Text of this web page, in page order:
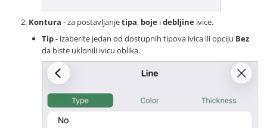
Kontura - za postavljanjetipa, boje idebljine ivice.
Tip- izaberite jedan od dostupnih tipova ivica ili opciju Bez
da biste uklonili ivicu oblika.